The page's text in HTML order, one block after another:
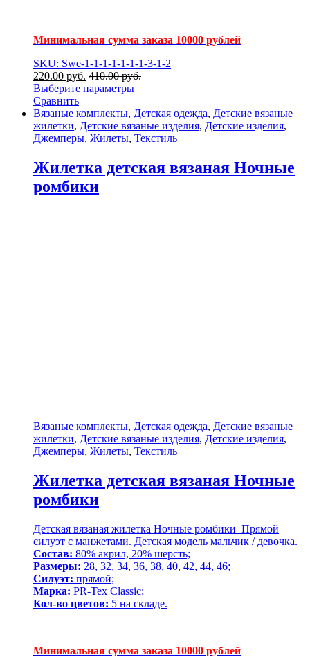
Минимальная сумма заказа 10000 рублей
SKU: Swe-1-1-1-1-1-1-1-3-1-2
220.00 руб. 410.00руб.
Выберите параметры
Сравнить
Вязаные комплекты, Детская одежда, Детские вязаные
жилетки, Детские вязаные изделия, Детские изделия,
Джемперы, Жилеты, Текстиль
Жилетка детская вязаная Ночные
ромбики
Вязаные комплекты, Детская одежда, Детские вязаные
жилетки, Детские вязаные изделия, Детские изделия,
Джемперы, Жилеты, Текстиль
Жилетка детская вязаная Ночные
ромбики
Детская вязаная жилетка Ночные ромбики Прямой
силуэт с манжетами. Детская модель мальчик / девочка.
Состав: 80% акрил, 20% шерсть;
Размеры: 28, 32, 34, 36, 38, 40, 42, 44, 46;
Силуэт: прямой;
Марка: PR-Tex Classic;
Кол-во цветов: 5 на складе.
Минимальная сумма заказа 10000 рублей